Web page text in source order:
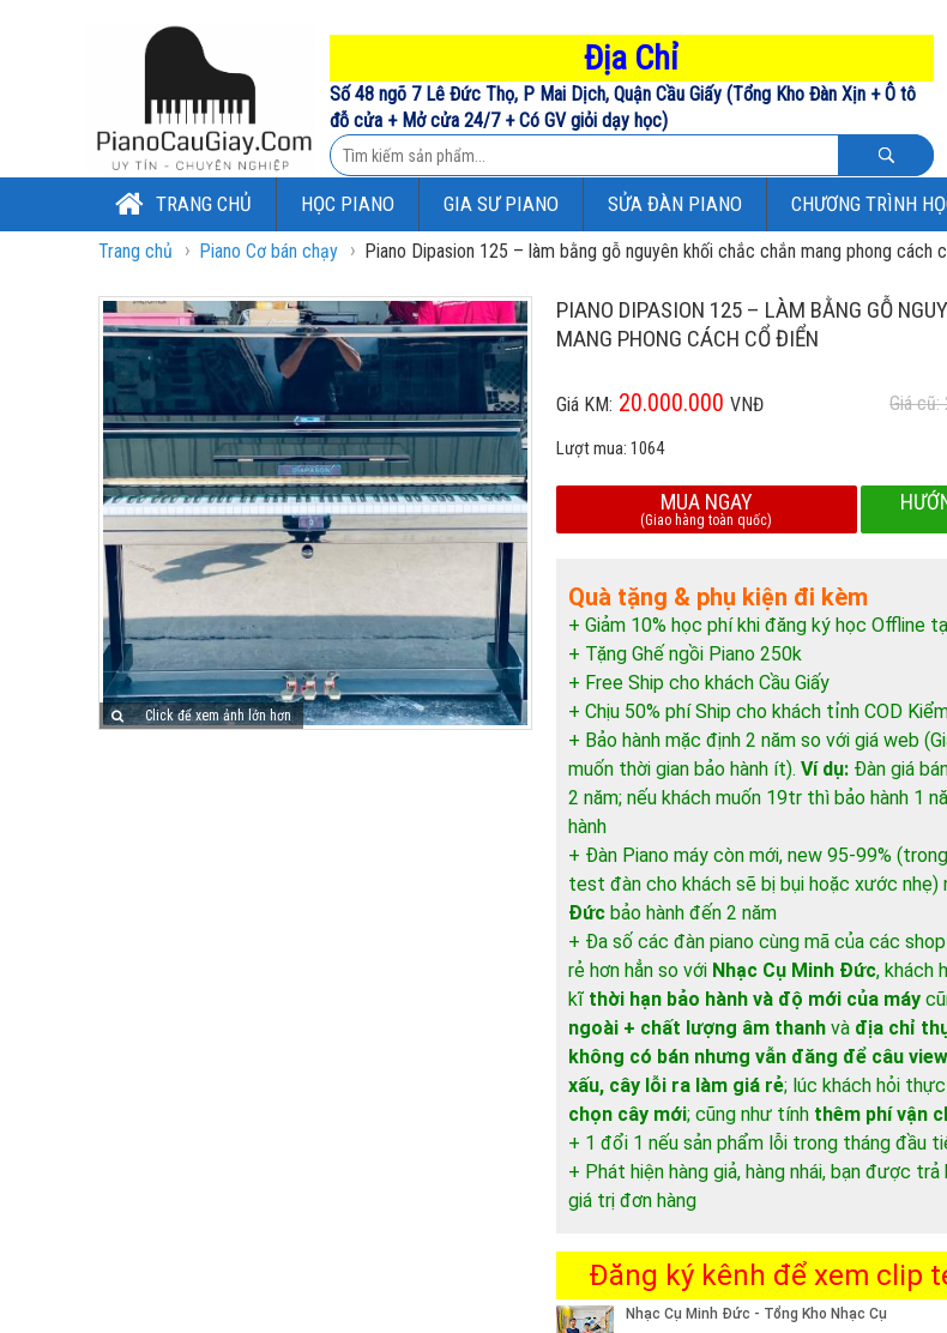
Địa Chỉ
Số 48 ngõ 7 Lê Đức Thọ, P Mai Dịch, Quận Cầu Giấy (Tổng Kho Đàn Xịn + Ô tô
đỗ cửa + Mở cửa 24/7 + Có GV giỏi dạy học)
TRANG CHỦ HỌC PIANO GIA SƯ PIANO SỬA ĐÀN PIANO CHƯƠNG TRÌNH
Trang chủ › Piano Cơ bán chạy › Piano Dipasion 125 – làm bằng gỗ nguyên khối chắc chắn mang phong cách
Click để xem ảnh lớn hơn
PIANO DIPASION 125 – LÀM BẰNG GỖ
MANG PHONG CÁCH CỔ ĐIỂN
Giá KM: 20.000.000 VNĐ Giá cũ:
Lượt mua: 1064
MUA NGAY
(Giao hàng toàn quốc)
Quà tặng & phụ kiện đi kèm
+ Giảm 10% học phí khi đăng ký học Offline
+ Tặng Ghế ngồi Piano 250k
+ Free Ship cho khách Cầu Giấy
+ Chịu 50% phí Ship cho khách tỉnh COD
+ Bảo hành mặc định 2 năm so với giá web
muốn thời gian bảo hành ít). Ví dụ:Đàn giá
2 năm; nếu khách muốn 19tr thì bảo hành 1
hành
+ Đàn Piano máy còn mới, new 95-99%
test đàn cho khách sẽ bị bụi hoặc xước nhẹ)
Đứcbảo hành đến 2 năm
+ Đa số các đàn piano cùng mã của các
rẻ hơn hẳn so với Nhạc Cụ Minh Đức, khách
kĩ thời hạn bảo hành và độ mới của máy
ngoài + chất lượng âm thanhvà địa chỉ
không có bán nhưng vẫn đăng để câu view
xấu, cây lỗi ra làm giá rẻ; lúc khách hỏi
chọn cây mới; cũng như tính thêm phí vận
+ 1 đổi 1 nếu sản phẩm lỗi trong tháng đầu
+ Phát hiện hàng giả, hàng nhái, bạn được trả
giá trị đơn hàng
Đăng ký kênh để xem clip